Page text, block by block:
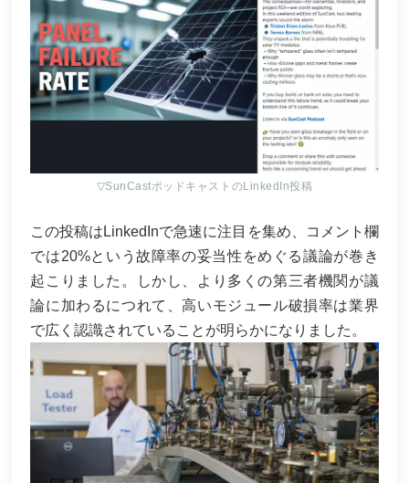
▽SunCastポッドキャストのLinkedIn投稿
この投稿はLinkedInで急速に注目を集め、コメント欄
では20%という故障率の妥当性をめぐる議論が巻き
起こりました。しかし、より多くの第三者機関が議
論に加わるにつれて、高いモジュール破損率は業界
で広く認識されていることが明らかになりました。